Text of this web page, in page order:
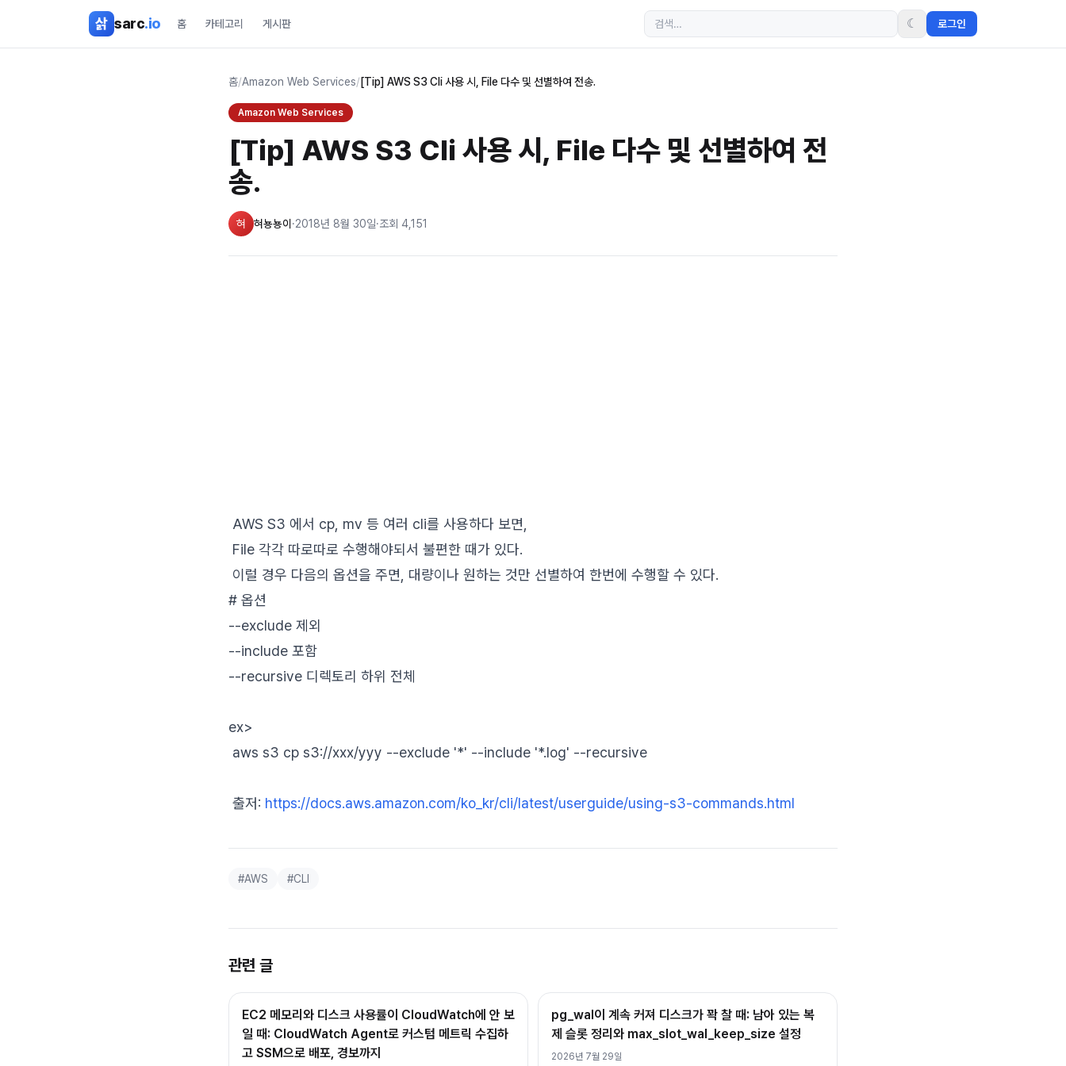
삵 sarc.io 홈 카테고리 게시판 ☾ 로그인
홈/Amazon Web Services/ [Tip] AWS S3 Cli 사용 시, File 다수 및 선별하여 전송.
Amazon Web Services
[Tip] AWS S3 Cli 사용 시, File 다수 및 선별하여 전
송.
혀 혀뇽뇽이 ·2018년 8월 30일·조회 4,151
AWS S3 에서 cp, mv 등 여러 cli를 사용하다 보면,
File 각각 따로따로 수행해야되서 불편한 때가 있다.
이럴 경우 다음의 옵션을 주면, 대량이나 원하는 것만 선별하여 한번에 수행할 수 있다.
# 옵션
--exclude 제외
--include 포함
--recursive 디렉토리 하위 전체
ex>
aws s3 cp s3://xxx/yyy --exclude '*' --include '*.log' --recursive
출저: https://docs.aws.amazon.com/ko_kr/cli/latest/userguide/using-s3-commands.html
#AWS #CLI
관련 글
EC2 메모리와 디스크 사용률이 CloudWatch에 안 보
일 때: CloudWatch Agent로 커스텀 메트릭 수집하
고 SSM으로 배포, 경보까지
pg_wal이 계속 커져 디스크가 꽉 찰 때: 남아 있는 복
제 슬롯 정리와 max_slot_wal_keep_size 설정
2026년 7월 29일